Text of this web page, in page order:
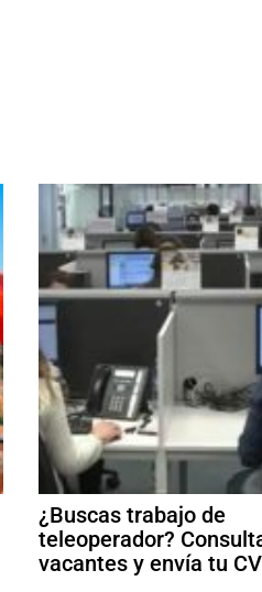
¿Buscas trabajo de
teleoperador?
vacantes y envía tu CV